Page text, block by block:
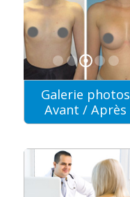
Galerie photos
Avant / Après